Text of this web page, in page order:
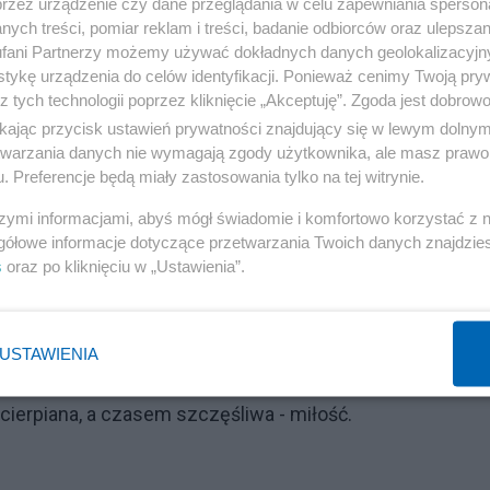
każdego razem i każdej chwili samotności.
bo on te wszystkie chwile nieskończone nanizuje na
jest bez znaczenia. Że ból z powodu
razem, przy stole, przy winie, gdy nad głowami
lat, choć przecież światło wcale nie biegnie, tylko
niej jesteśmy My, w takie niebo czasem wpatrzeni, bo
Chyba tylko popatrzeć tak w oczy drugiego
a nawet Miłość, która go utrzymuje w ruchu.
ten, Kto nas tam spotka. Wszystko będzie inaczej,
nasza, czasem schowana do szuflady, czasem
a czasem szczęśliwa - miłość.
treści, pomiar reklam i treści, badanie odbiorców oraz
Partnerzy możemy używać dokładnych danych
urządzenia do celów identyfikacji. Ponieważ cenimy Twoją
tych technologii poprzez kliknięcie „Akceptuję”. Zgoda jest
przycisk ustawień prywatności znajdujący się w lewym
danych nie wymagają zgody użytkownika, ale masz
Preferencje będą miały zastosowania tylko na tej witrynie.
informacjami, abyś mógł świadomie i komfortowo korzystać z
informacje dotyczące przetwarzania Twoich danych
oraz po kliknięciu w „Ustawienia”.
USTAWIENIA